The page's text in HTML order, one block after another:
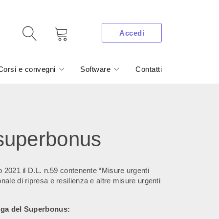
Accedi
e convegni Software Contatti
il D.L. n.59 contenente “Misure urgenti
di ripresa e resilienza e altre misure urgenti
del Superbonus: